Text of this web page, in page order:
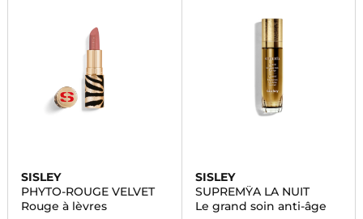
SISLEY
PHYTO-ROUGE VELVET
Rouge à lèvres
SISLEY
SUPREMŸA LA NUIT
Le grand soin anti-âge